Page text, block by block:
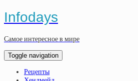
Infodays
Самое интересное в мире
Toggle navigation
Рецепты